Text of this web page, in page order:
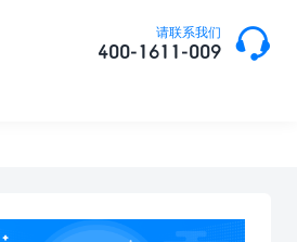
请联系我们
400-1611-009 